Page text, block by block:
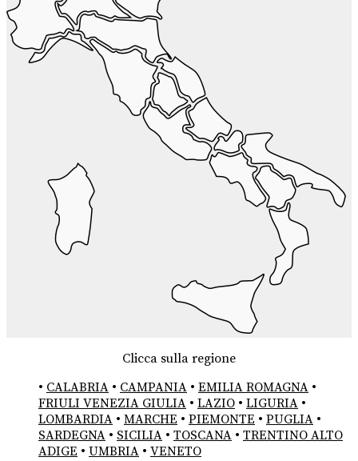
Clicca sulla regione
• CALABRIA • CAMPANIA • EMILIA ROMAGNA •
FRIULI VENEZIA GIULIA • LAZIO • LIGURIA •
LOMBARDIA • MARCHE • PIEMONTE • PUGLIA •
SARDEGNA • SICILIA • TOSCANA • TRENTINO ALTO
ADIGE • UMBRIA • VENETO